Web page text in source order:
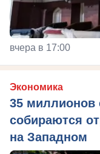
вчера в 17:00
Экономика
35 миллионов
собираются
на Западном